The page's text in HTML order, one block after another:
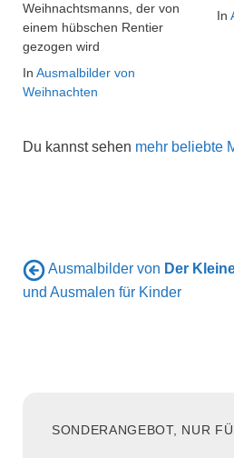
Weihnachtsmanns, der von
einem hübschen Rentier
gezogen wird
In Ausmalbilder von
Weihnachten
In
Du kannst sehen mehr beliebte
Ausmalbilder von Der
und Ausmalen für Kinder
SONDERANGEBOT, NUR